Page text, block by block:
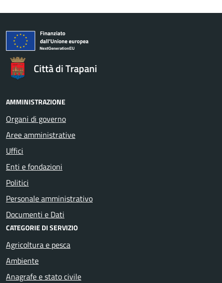
Città di Trapani
AMMINISTRAZIONE
Organi di governo
Aree amministrative
Uffici
Enti e fondazioni
Politici
Personale amministrativo
Documenti e Dati
CATEGORIE DI SERVIZIO
Agricoltura e pesca
Ambiente
Anagrafe e stato civile